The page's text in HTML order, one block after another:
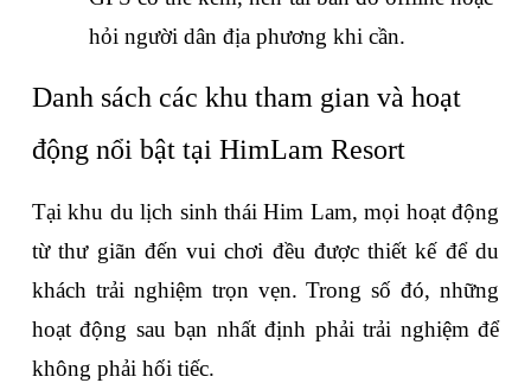
hỏi người dân địa phương khi cần.
Danh sách các khu tham gian và hoạt
động nổi bật tại HimLam Resort
Tại khu du lịch sinh thái Him Lam, mọi hoạt động
từ thư giãn đến vui chơi đều được thiết kế để du
khách trải nghiệm trọn vẹn. Trong số đó, những
hoạt động sau bạn nhất định phải trải nghiệm để
không phải hối tiếc.